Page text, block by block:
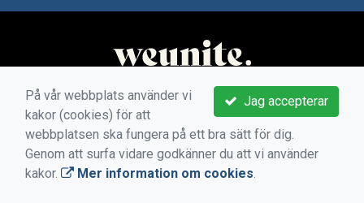
Jag accepterar
På vår webbplats använder vi
kakor (cookies) för att
webbplatsen ska fungera på ett bra sätt för dig.
Genom att surfa vidare godkänner du att vi använder
kakor.
Mer information om cookies.